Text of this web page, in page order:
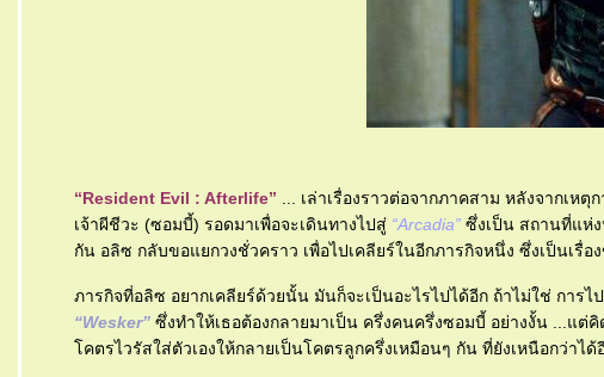
“Resident Evil : Afterlife” ... เล่าเรื่องราวต่อจากภาคสาม หลังจากเหตุ
เจ้าผีชีวะ (ซอมบี้) รอดมาเพื่อจะเดินทางไปสู่ “Arcadia” ซึ่งเป็น สถานที่แห่
กัน อลิซ กลับขอแยกวงชั่วคราว เพื่อไปเคลียร์ในอีกภารกิจหนึ่ง ซึ่งเป็นเรื่
ภารกิจที่อลิซ อยากเคลียร์ด้วยนั้น มันก็จะเป็นอะไรไปได้อีก ถ้าไม่ใช่ การ
“Wesker” ซึ่งทำให้เธอต้องกลายมาเป็น ครึ่งคนครึ่งซอมบี้ อย่างงั้น ...แต่
คตรไวรัสใส่ตัวเองให้กลายเป็นโคตรลูกครึ่งเหมือนๆ กัน ที่ยังเหนือกว่าได้